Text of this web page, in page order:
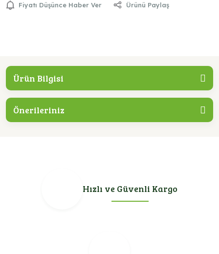
Fiyatı Düşünce Haber Ver Ürünü Paylaş
Ürün Bilgisi
Önerileriniz
Hızlı ve Güvenli Kargo